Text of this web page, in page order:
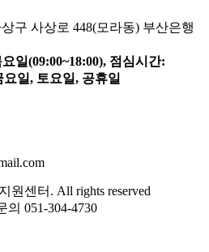
구 사상로 448(모라동) 부산은행
일(09:00~18:00), 점심시간:
요일, 토요일, 공휴일
원센터. All rights reserved
의 051-304-4730